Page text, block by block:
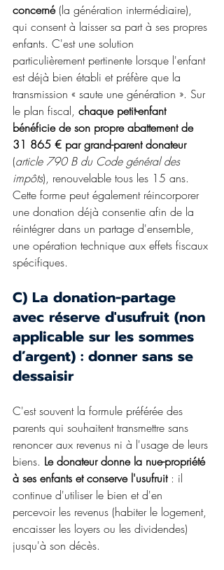
concerné (la génération intermédiaire),
qui consent à laisser sa part à ses propres
enfants. C'est une solution
particulièrement pertinente lorsque l'enfant
est déjà bien établi et préfère que la
transmission « saute une génération ». Sur
le plan fiscal, chaque petit-enfant
bénéficie de son propre abattement de
31 865 € par grand-parent donateur
(article 790 B du Code général des
impôts), renouvelable tous les 15 ans.
Cette forme peut également réincorporer
une donation déjà consentie afin de la
réintégrer dans un partage d'ensemble,
une opération technique aux effets fiscaux
spécifiques.
C) La donation-partage
avec réserve d'usufruit (non
applicable sur les sommes
d’argent) : donner sans se
dessaisir
C'est souvent la formule préférée des
parents qui souhaitent transmettre sans
renoncer aux revenus ni à l'usage de leurs
biens. Le donateur donne la nue-propriété
à ses enfants et conserve l'usufruit : il
continue d'utiliser le bien et d'en
percevoir les revenus (habiter le logement,
encaisser les loyers ou les dividendes)
jusqu'à son décès.